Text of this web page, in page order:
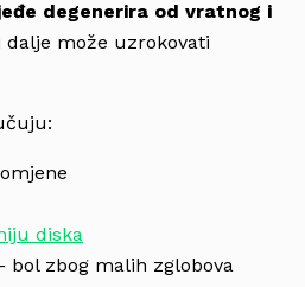
degenerira od vratnog i
dalje može uzrokovati
diska
bol zbog malih zglobova